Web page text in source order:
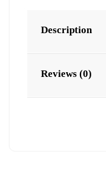
Description
Reviews (0)